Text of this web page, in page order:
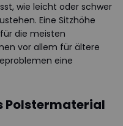
wie leicht oder schwer
Eine Sitzhöhe
die meisten
vor allem für ältere
eine
Polstermaterial